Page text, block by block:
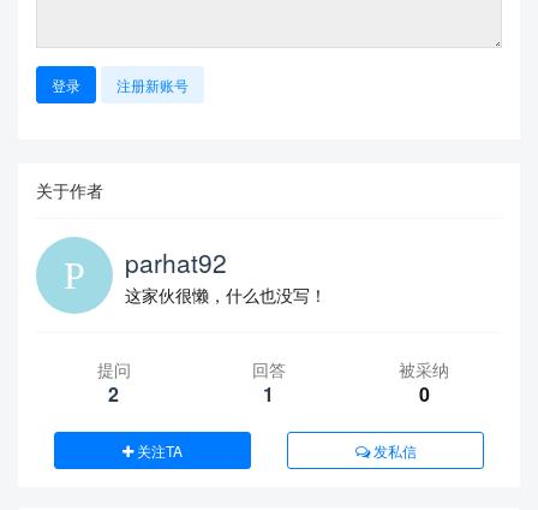
登录 注册新账号
关于作者
parhat92
这家伙很懒，什么也没写！
提问
2
回答
1
被采纳
0
关注TA 发私信